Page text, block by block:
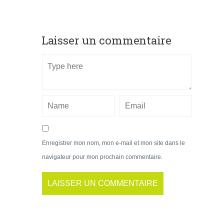
Laisser un commentaire
Enregistrer mon nom, mon e-mail et mon site dans le
navigateur pour mon prochain commentaire.